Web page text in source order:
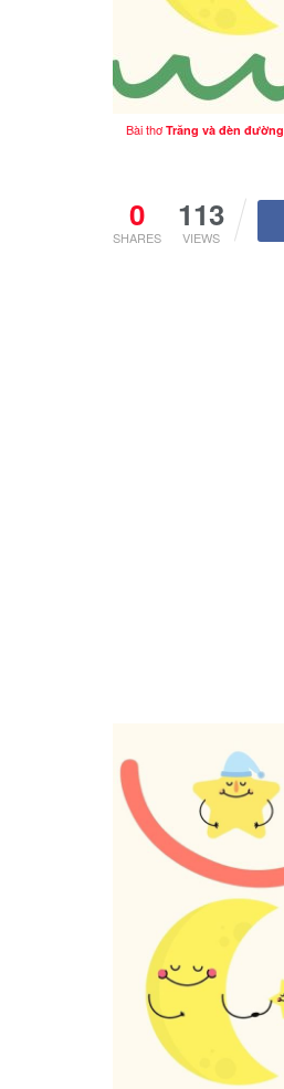
Bài thơTrăng và đèn đường
0
SHARES
113
VIEWS